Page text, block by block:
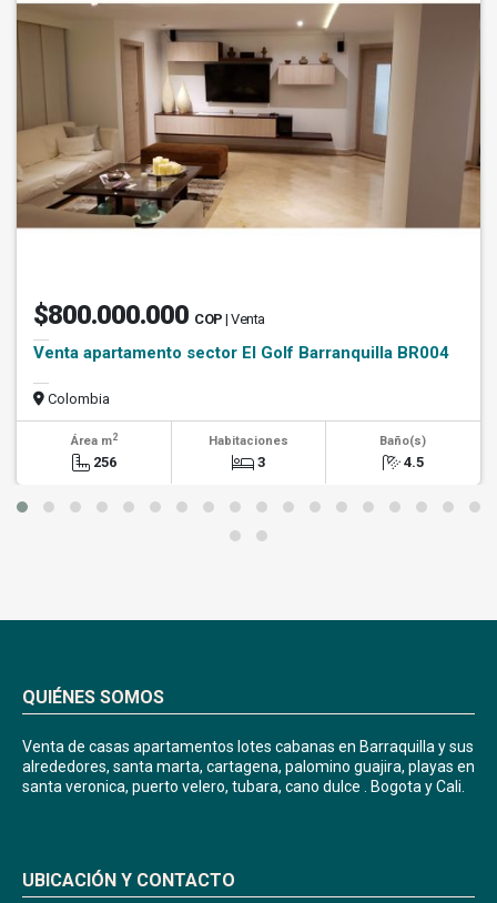
$800.000.000 COP | Venta
Venta apartamento sector El Golf Barranquilla BR004
Colombia
Área m2
256
Habitaciones
3
Baño(s)
4.5
QUIÉNES SOMOS
Venta de casas apartamentos lotes cabanas en Barraquilla y sus
alrededores, santa marta, cartagena, palomino guajira, playas en
santa veronica, puerto velero, tubara, cano dulce . Bogota y Cali.
UBICACIÓN Y CONTACTO